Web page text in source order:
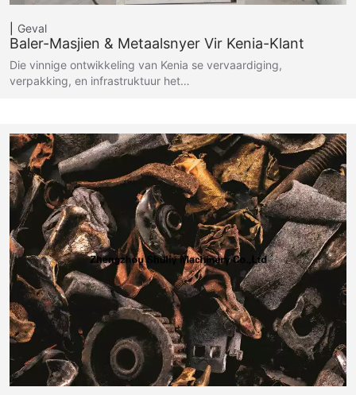
Geval
Baler-Masjien & Metaalsnyer Vir Kenia-Klant
Die vinnige ontwikkeling van Kenia se vervaardiging,
verpakking, en infrastruktuur het…